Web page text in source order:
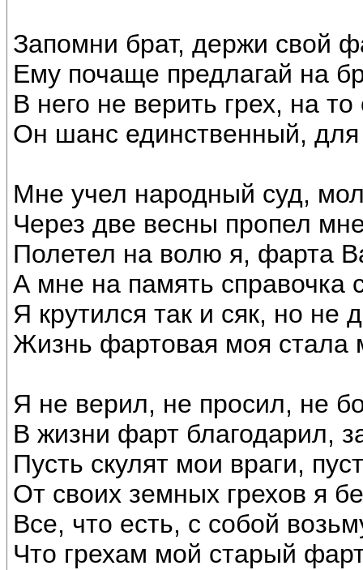
Запомни брат, держи свой
Ему почаще предлагай на
В него не верить грех, на то
Он шанс единственный, для
Мне учел народный суд,
Через две весны пропел
Полетел на волю я, фарта
А мне на память справочка
Я крутился так и сяк, но не
Жизнь фартовая моя стала
Я не верил, не просил, не
В жизни фарт благодарил,
Пусть скулят мои враги,
От своих земных грехов я
Все, что есть, с собой
Что грехам мой старый